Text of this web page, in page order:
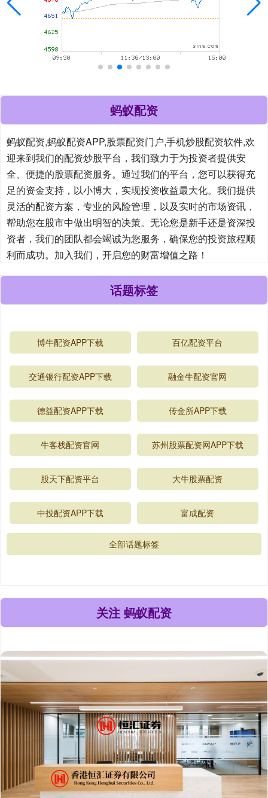
蚂蚁配资
蚂蚁配资,蚂蚁配资APP,股票配资门户,手机炒股配资软件,欢
迎来到我们的配资炒股平台，我们致力于为投资者提供安
全、便捷的股票配资服务。通过我们的平台，您可以获得充
足的资金支持，以小博大，实现投资收益最大化。我们提供
灵活的配资方案，专业的风险管理，以及实时的市场资讯，
帮助您在股市中做出明智的决策。无论您是新手还是资深投
资者，我们的团队都会竭诚为您服务，确保您的投资旅程顺
利而成功。加入我们，开启您的财富增值之路！
话题标签
博牛配资APP下载 百亿配资平台
交通银行配资APP下载 融金牛配资官网
德益配资APP下载 传金所APP下载
牛客栈配资官网 苏州股票配资网APP下载
股天下配资平台 大牛股票配资
中投配资APP下载 富成配资
全部话题标签
关注 蚂蚁配资